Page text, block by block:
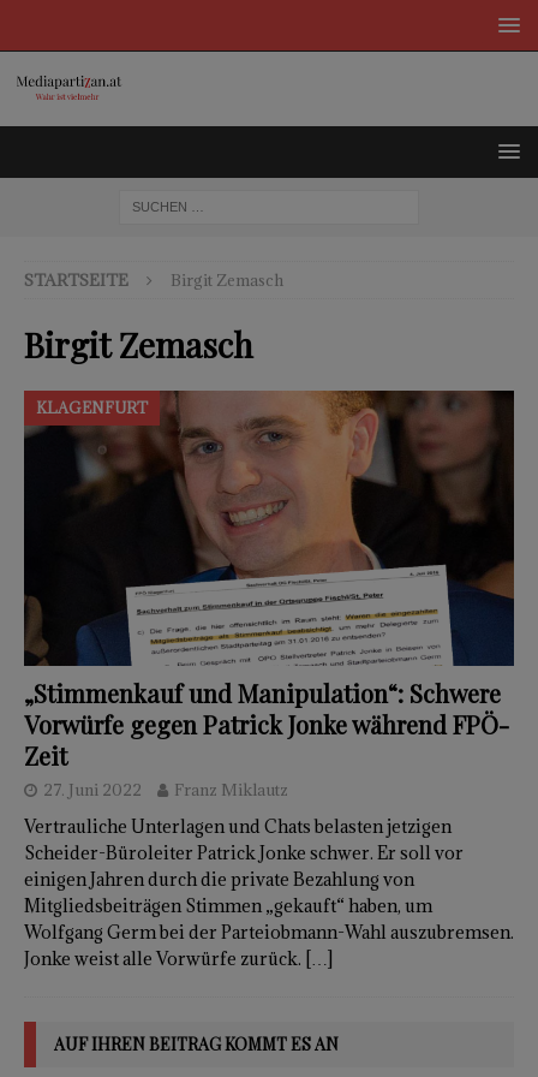
STARTSEITE Birgit Zemasch
Birgit Zemasch
KLAGENFURT
„Stimmenkauf und Manipulation“: Schwere
Vorwürfe gegen Patrick Jonke während FPÖ-
Zeit
27. Juni 2022 Franz Miklautz
Vertrauliche Unterlagen und Chats belasten jetzigen
Scheider-Büroleiter Patrick Jonke schwer. Er soll vor
einigen Jahren durch die private Bezahlung von
Mitgliedsbeiträgen Stimmen „gekauft“ haben, um
Wolfgang Germ bei der Parteiobmann-Wahl auszubremsen.
Jonke weist alle Vorwürfe zurück. […]
AUF IHREN BEITRAG KOMMT ES AN